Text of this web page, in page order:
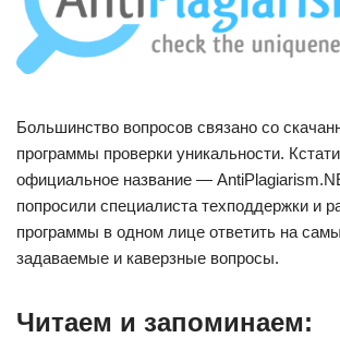
Большинство вопросов связано со
программы проверки уникальности.
официальное название —
попросили специалиста техподдержки и
программы в одном лице ответить на
задаваемые и каверзные вопросы.
Читаем и запоминаем: